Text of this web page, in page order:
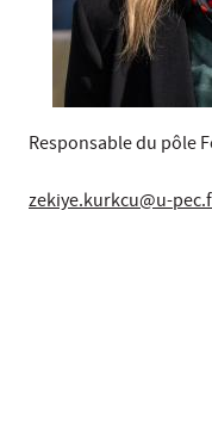
Responsable du pôle
zekiye.kurkcu@u-